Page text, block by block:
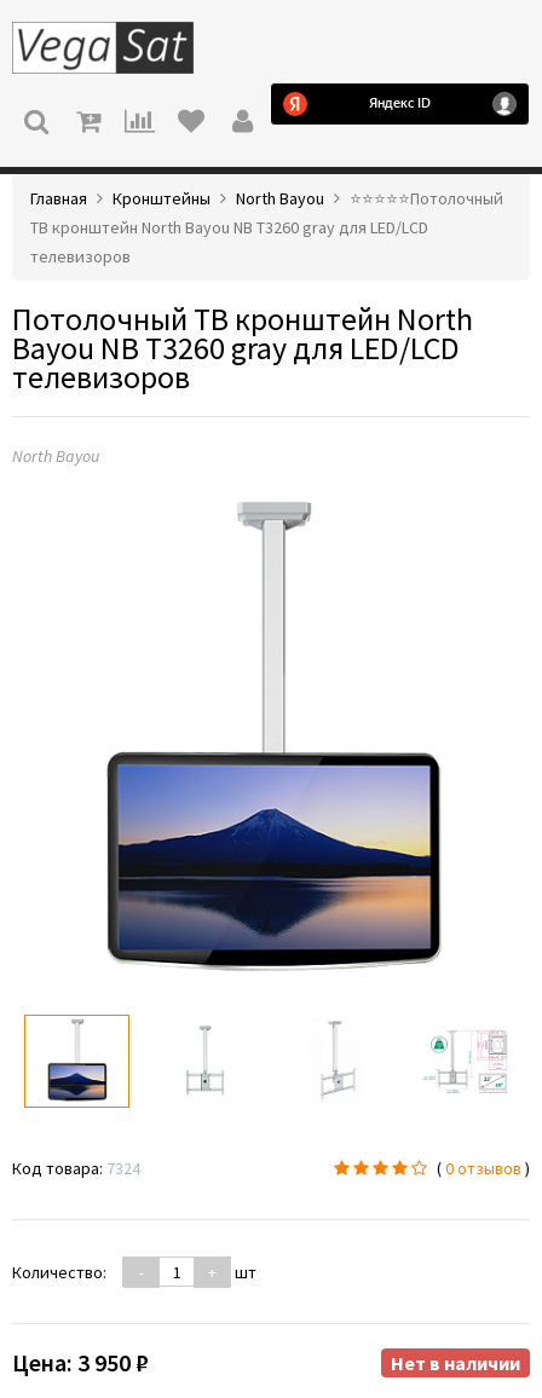
МЕНЮ
Главная Кронштейны North Bayou
⭐️⭐️⭐️⭐️⭐️Потолочный
ТВ кронштейн North Bayou NB T3260 gray для LED/LCD
телевизоров
Потолочный ТВ кронштейн North
Bayou NB T3260 gray для LED/LCD
телевизоров
North Bayou
Код товара: 7324 (0 отзывов )
Количество: - + шт
Цена: 3 950 ₽ Нет в наличии